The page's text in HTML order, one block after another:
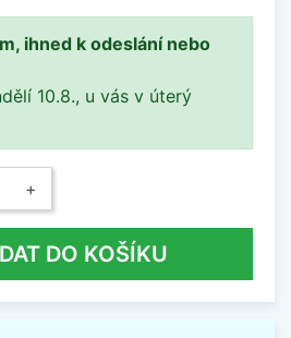
ihned k odeslání nebo
10.8., u vás v úterý
+
DO KOŠÍKU